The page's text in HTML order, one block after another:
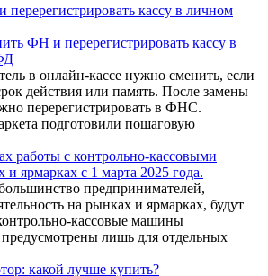
ФН и перерегистрировать кассу в
в онлайн-кассе нужно сменить, если
действия или память. После замены
перерегистрировать в ФНС.
подготовили пошаговую
работы с контрольно-кассовыми
ярмарках с 1 марта 2025 года.
предпринимателей,
на рынках и ярмарках, будут
кассовые машины
лишь для отдельных
какой лучше купить?